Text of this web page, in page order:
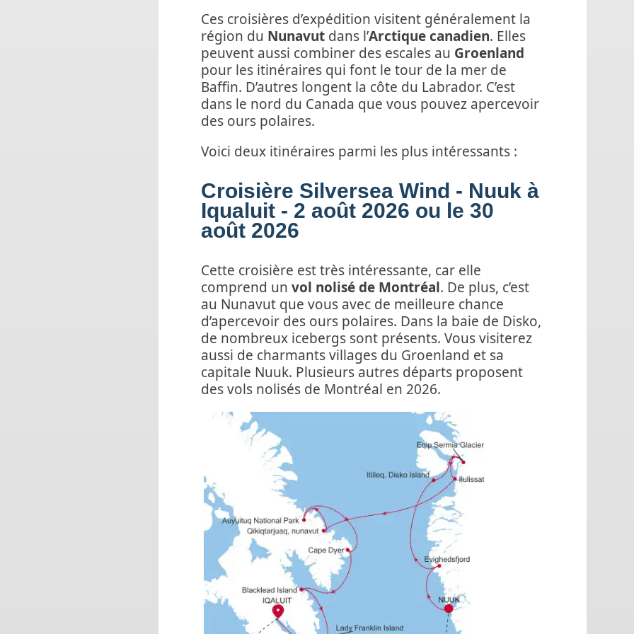
Ces croisières d’expédition visitent généralement la
région du Nunavut dans l’Arctique canadien. Elles
peuvent aussi combiner des escales au Groenland
pour les itinéraires qui font le tour de la mer de
Baffin. D’autres longent la côte du Labrador. C’est
dans le nord du Canada que vous pouvez apercevoir
des ours polaires.
Voici deux itinéraires parmi les plus intéressants :
Croisière Silversea Wind - Nuuk à
Iqualuit - 2 août 2026 ou le 30
août 2026
Cette croisière est très intéressante, car elle
comprend un vol nolisé de Montréal. De plus, c’est
au Nunavut que vous avec de meilleure chance
d’apercevoir des ours polaires. Dans la baie de Disko,
de nombreux icebergs sont présents. Vous visiterez
aussi de charmants villages du Groenland et sa
capitale Nuuk. Plusieurs autres départs proposent
des vols nolisés de Montréal en 2026.